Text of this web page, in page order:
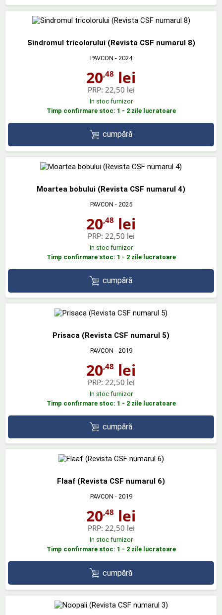
Sindromul tricolorului (Revista CSF numarul 8)
PAVCON - 2024
20,48 lei
PRP: 22,50 lei
In stoc furnizor
Timp confirmare stoc: 1 - 2 zile lucratoare
cumpără
Moartea bobului (Revista CSF numarul 4)
PAVCON - 2025
20,48 lei
PRP: 22,50 lei
In stoc furnizor
Timp confirmare stoc: 1 - 2 zile lucratoare
cumpără
Prisaca (Revista CSF numarul 5)
PAVCON - 2019
20,48 lei
PRP: 22,50 lei
In stoc furnizor
Timp confirmare stoc: 1 - 2 zile lucratoare
cumpără
Flaaf (Revista CSF numarul 6)
PAVCON - 2019
20,48 lei
PRP: 22,50 lei
In stoc furnizor
Timp confirmare stoc: 1 - 2 zile lucratoare
cumpără